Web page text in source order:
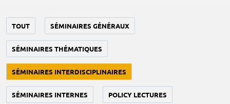
TOUT SÉMINAIRES GÉNÉRAUX
SÉMINAIRES THÉMATIQUES
SÉMINAIRES INTERDISCIPLINAIRES
SÉMINAIRES INTERNES POLICY LECTURES